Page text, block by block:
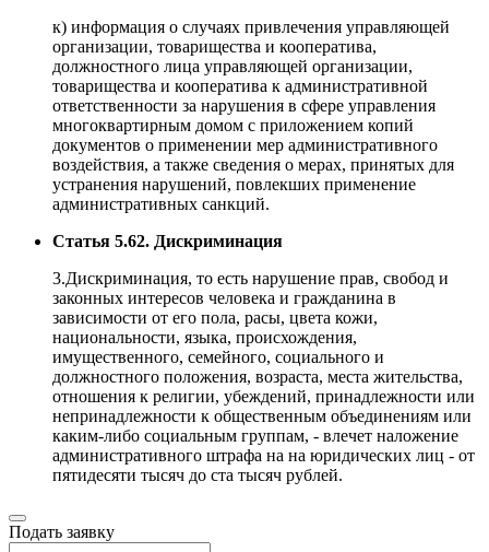
к) информация о случаях привлечения управляющей
организации, товарищества и кооператива,
должностного лица управляющей организации,
товарищества и кооператива к административной
ответственности за нарушения в сфере управления
многоквартирным домом с приложением копий
документов о применении мер административного
воздействия, а также сведения о мерах, принятых для
устранения нарушений, повлекших применение
административных санкций.
Статья 5.62. Дискриминация
3.Дискриминация, то есть нарушение прав, свобод и
законных интересов человека и гражданина в
зависимости от его пола, расы, цвета кожи,
национальности, языка, происхождения,
имущественного, семейного, социального и
должностного положения, возраста, места жительства,
отношения к религии, убеждений, принадлежности или
непринадлежности к общественным объединениям или
каким-либо социальным группам, - влечет наложение
административного штрафа на на юридических лиц - от
пятидесяти тысяч до ста тысяч рублей.
Подать заявку